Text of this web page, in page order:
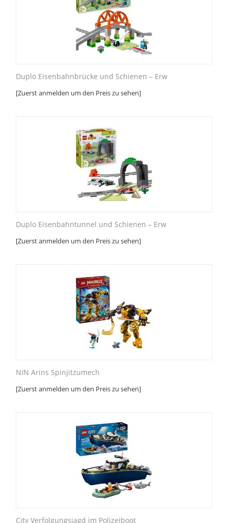
Duplo Eisenbahnbrücke und Schienen – Erw
[Zuerst anmelden um den Preis zu sehen]
Duplo Eisenbahntunnel und Schienen – Erw
[Zuerst anmelden um den Preis zu sehen]
NIN Arins Spinjitzumech
[Zuerst anmelden um den Preis zu sehen]
City Verfolgungsjagd im Polizeiboot